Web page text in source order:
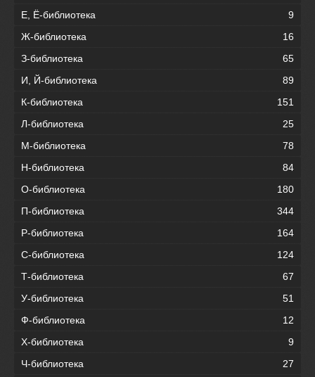
Е, Ё-библиотека
9
Ж-библиотека
16
З-библиотека
65
И, Й-библиотека
89
К-библиотека
151
Л-библиотека
25
М-библиотека
78
Н-библиотека
84
О-библиотека
180
П-библиотека
344
Р-библиотека
164
С-библиотека
124
Т-библиотека
67
У-библиотека
51
Ф-библиотека
12
Х-библиотека
9
Ч-библиотека
27